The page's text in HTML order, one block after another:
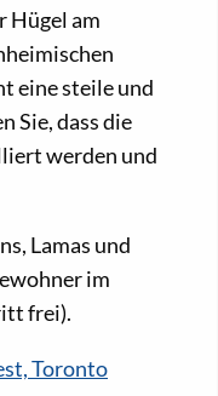
Hügel am
eine steile und
Sie, dass die
werden und
Lamas und
im
frei).
Toronto